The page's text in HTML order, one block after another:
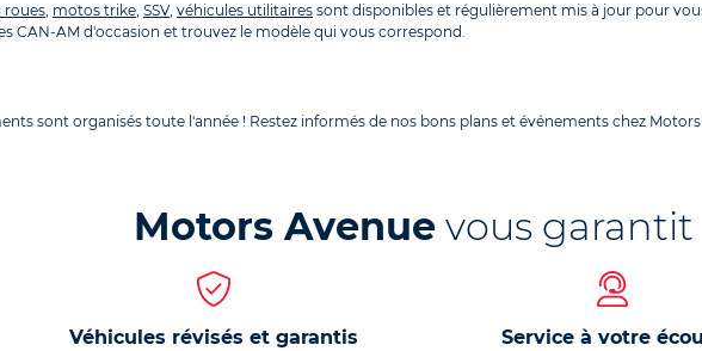
roues, motos trike, SSV, véhicules utilitaires sont disponibles et régulièrement mis à jour pour
CAN-AM d'occasion et trouvez le modèle qui vous correspond.
sont organisés toute l'année ! Restez informés de nos bons plans et événements chez
Motors Avenuevous garantit
Véhicules révisés et garantis Service à votre